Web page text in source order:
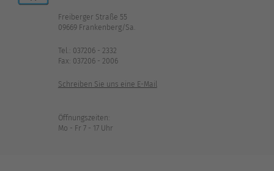
Freiberger Straße 55
09669 Frankenberg/Sa.
Tel.: 037206 - 2332
Fax: 037206 - 2006
Schreiben Sie uns eine E-Mail
Öffnungszeiten:
Mo - Fr 7 - 17 Uhr